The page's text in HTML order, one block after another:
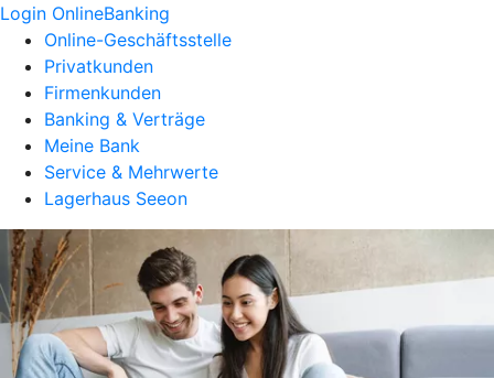
Login OnlineBanking
Online-Geschäftsstelle
Privatkunden
Firmenkunden
Banking & Verträge
Meine Bank
Service & Mehrwerte
Lagerhaus Seeon